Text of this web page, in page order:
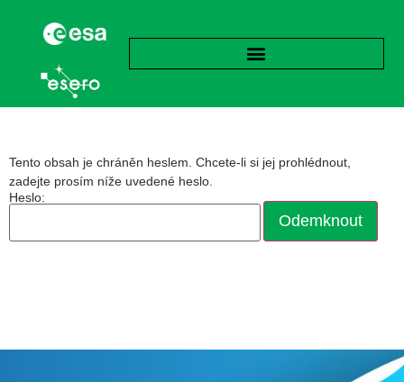
Tento obsah je chráněn heslem. Chcete-li si jej prohlédnout,
zadejte prosím níže uvedené heslo.
Heslo: